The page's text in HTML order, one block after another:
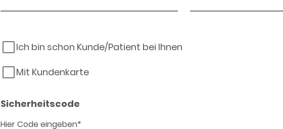
Ich bin schon Kunde/Patient bei Ihnen
Mit Kundenkarte
Sicherheitscode
Hier Code eingeben*